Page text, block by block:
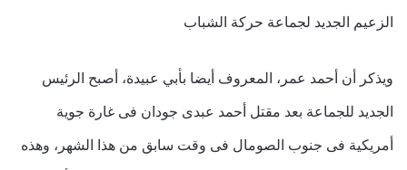
الزعيم الجديد لجماعة حركة الشباب
ويذكر أن أحمد عمر، المعروف أيضا بأبي عبيدة، أصبح الرئيس
الجديد للجماعة بعد مقتل أحمد عبدى جودان فى غارة جوية
أمريكية فى جنوب الصومال فى وقت سابق من هذا الشهر، وهذه